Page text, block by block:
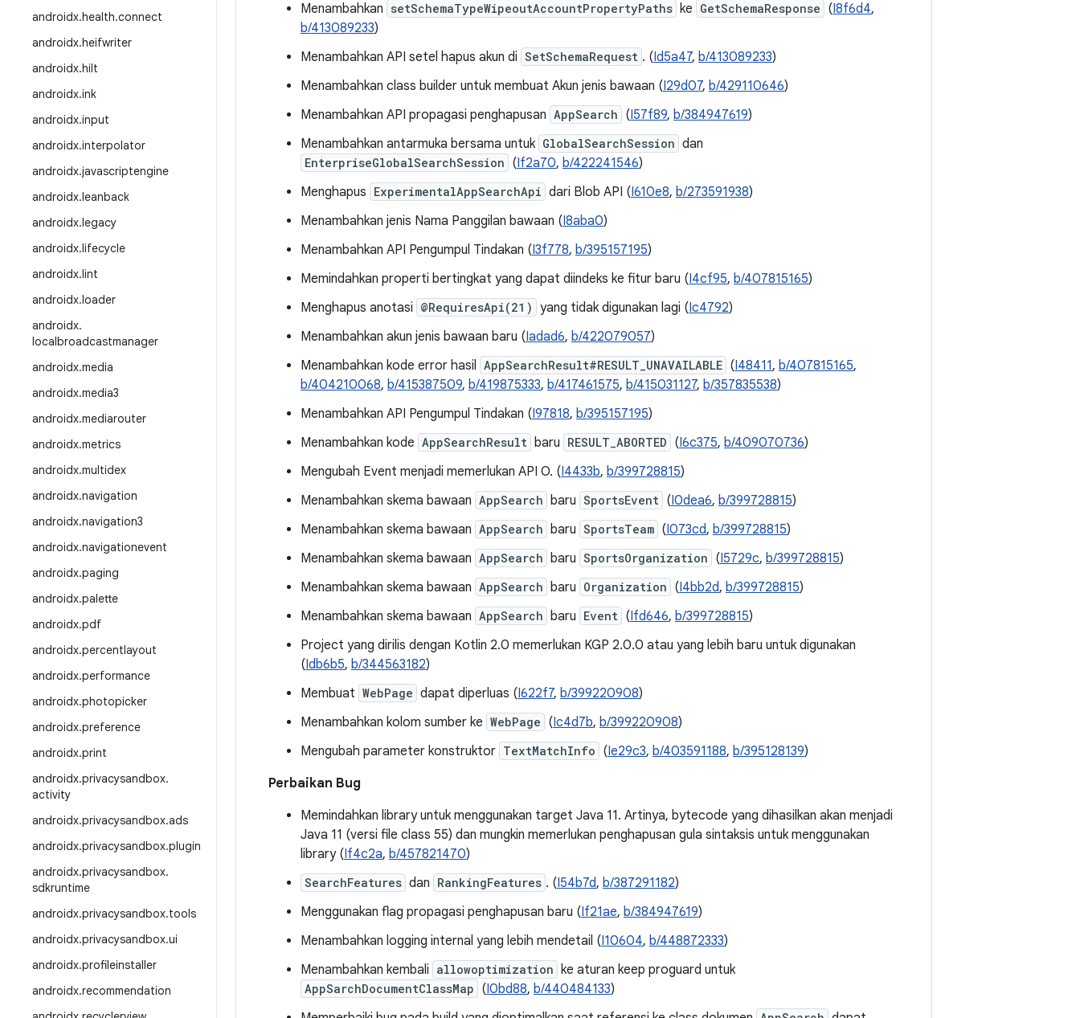
androidx.health.connect
androidx.heifwriter
androidx.hilt
androidx.ink
androidx.input
androidx.interpolator
androidx.javascriptengine
androidx.leanback
androidx.legacy
androidx.lifecycle
androidx.lint
androidx.loader
androidx.
localbroadcastmanager
androidx.media
androidx.media3
androidx.mediarouter
androidx.metrics
androidx.multidex
androidx.navigation
androidx.navigation3
androidx.navigationevent
androidx.paging
androidx.palette
androidx.pdf
androidx.percentlayout
androidx.performance
androidx.photopicker
androidx.preference
androidx.print
androidx.privacysandbox.
activity
androidx.privacysandbox.ads
androidx.privacysandbox.plugin
androidx.privacysandbox.
sdkruntime
androidx.privacysandbox.tools
androidx.privacysandbox.ui
androidx.profileinstaller
androidx.recommendation
Menambahkan setSchemaTypeWipeoutAccountPropertyPaths ke GetSchemaResponse (I8f6d4,
b/413089233)
Menambahkan API setel hapus akun di SetSchemaRequest . (Id5a47, b/413089233)
Menambahkan class builder untuk membuat Akun jenis bawaan (I29d07, b/429110646)
Menambahkan API propagasi penghapusan AppSearch (I57f89, b/384947619)
Menambahkan antarmuka bersama untuk GlobalSearchSession dan
EnterpriseGlobalSearchSession (If2a70, b/422241546)
Menghapus ExperimentalAppSearchApi dari Blob API (I610e8, b/273591938)
Menambahkan jenis Nama Panggilan bawaan (I8aba0)
Menambahkan API Pengumpul Tindakan (I3f778, b/395157195)
Memindahkan properti bertingkat yang dapat diindeks ke fitur baru (I4cf95, b/407815165)
Menghapus anotasi @RequiresApi(21) yang tidak digunakan lagi (Ic4792)
Menambahkan akun jenis bawaan baru (Iadad6, b/422079057)
Menambahkan kode error hasil AppSearchResult#RESULT_UNAVAILABLE (I48411, b/407815165,
b/404210068, b/415387509, b/419875333, b/417461575, b/415031127, b/357835538)
Menambahkan API Pengumpul Tindakan (I97818, b/395157195)
Menambahkan kode AppSearchResult baru RESULT_ABORTED (I6c375, b/409070736)
Mengubah Event menjadi memerlukan API O. (I4433b, b/399728815)
Menambahkan skema bawaan AppSearch baru SportsEvent (I0dea6, b/399728815)
Menambahkan skema bawaan AppSearch baru SportsTeam (I073cd, b/399728815)
Menambahkan skema bawaan AppSearch baru SportsOrganization (I5729c, b/399728815)
Menambahkan skema bawaan AppSearch baru Organization (I4bb2d, b/399728815)
Menambahkan skema bawaan AppSearch baru Event (Ifd646, b/399728815)
Project yang dirilis dengan Kotlin 2.0 memerlukan KGP 2.0.0 atau yang lebih baru untuk digunakan
(Idb6b5, b/344563182)
Membuat WebPage dapat diperluas (I622f7, b/399220908)
Menambahkan kolom sumber ke WebPage (Ic4d7b, b/399220908)
Mengubah parameter konstruktor TextMatchInfo (Ie29c3, b/403591188, b/395128139)
Perbaikan Bug
Memindahkan library untuk menggunakan target Java 11. Artinya, bytecode yang dihasilkan akan menjadi
Java 11 (versi file class 55) dan mungkin memerlukan penghapusan gula sintaksis untuk menggunakan
library (If4c2a, b/457821470)
SearchFeatures dan RankingFeatures . (I54b7d, b/387291182)
Menggunakan flag propagasi penghapusan baru (If21ae, b/384947619)
Menambahkan logging internal yang lebih mendetail (I10604, b/448872333)
Menambahkan kembali allowoptimization ke aturan keep proguard untuk
AppSarchDocumentClassMap (I0bd88, b/440484133)